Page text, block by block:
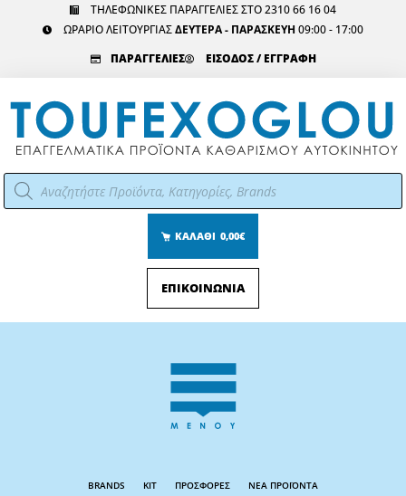
ΤΗΛΕΦΩΝΙΚΕΣ ΠΑΡΑΓΓΕΛΙΕΣ ΣΤΟ 2310 66 16 04
ΩΡΑΡΙΟ ΛΕΙΤΟΥΡΓΙΑΣΔΕΥΤΕΡΑ - ΠΑΡΑΣΚΕΥΗ 09:00 - 17:00
ΠΑΡΑΓΓΕΛΙΕΣ
ΕΙΣΟΔΟΣ / ΕΓΓΡΑΦΗ
Αναζήτηση
προϊόντων
ΚΑΛΑΘΙ 0,00€
ΕΠΙΚΟΙΝΩΝΙΑ
Menu
BRANDS KIT ΠΡΟΣΦΟΡΕΣ ΝΕΑ ΠΡΟΪΟΝΤΑ